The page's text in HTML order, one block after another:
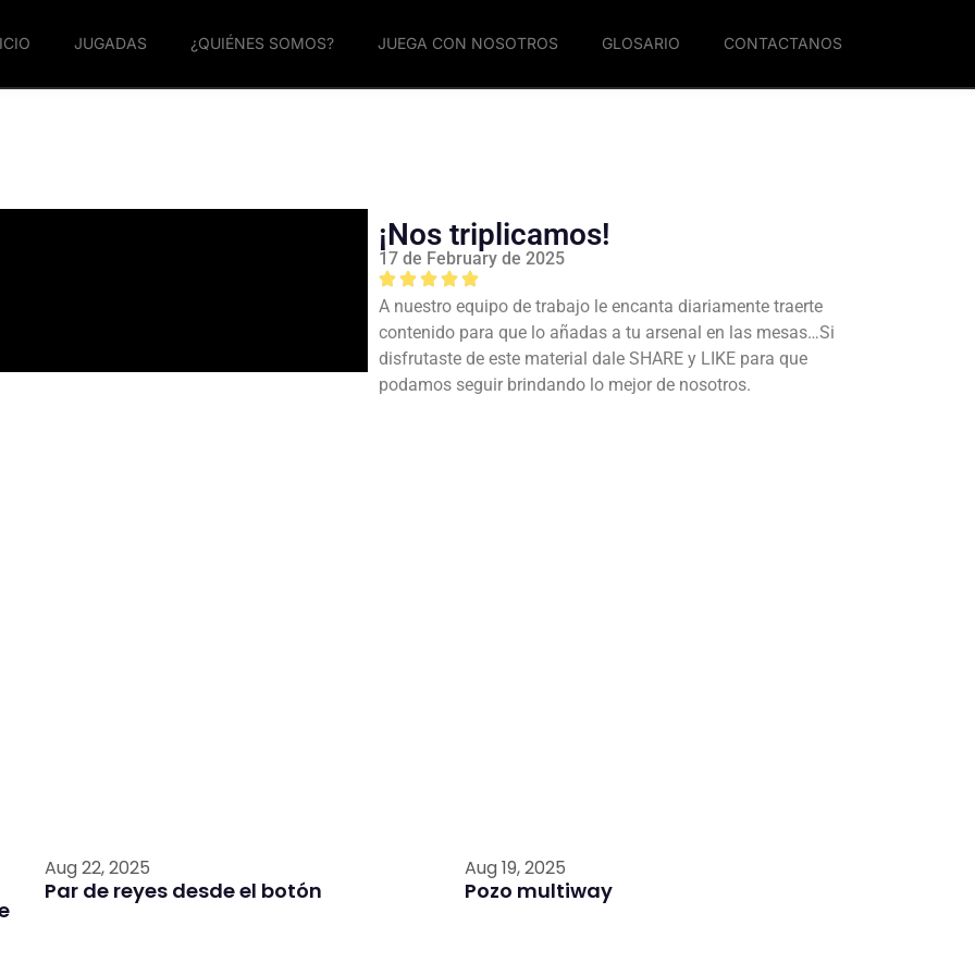
JUGADAS ¿QUIÉNES SOMOS? JUEGA CON NOSOTROS GLOSARIO CONTACTANOS
¡Nos triplicamos!
17 de February de 2025
A nuestro equipo de trabajo le encanta diariamente traerte
contenido para que lo añadas a tu arsenal en las mesas…Si
disfrutaste de este material dale SHARE y LIKE para que
podamos seguir brindando lo mejor de nosotros.
Aug 22, 2025
Par de reyes desde el botón
Aug 19, 2025
Pozo multiway